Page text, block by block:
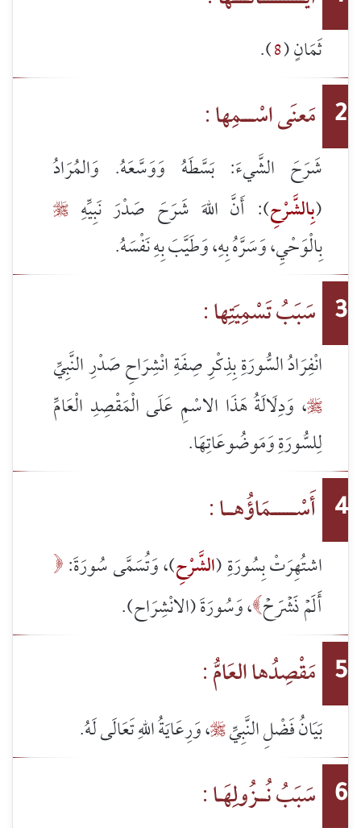
ثَمَانٍ (8
).
2 مَعنَى اسْـــمِها :
شَرَحَ الشَّيءَ: بَسَّطَهُ وَوَسَّعَهُ. وَالمُرَادُ
(بِالشَّرْحِ): أَنَّ اللهَ شَرَحَ صَدْرَ نَبِيِّهِ 
بِالْوَحْيِ، وَسَرَّهُ بِهِ، وَطَيَّبَ بِهِ نَفْسَهُ.
3 سَبَبُ تَسْمِيَتِها :
انْفِرَادُ السُّورَةِ بِذِكْرِ صِفَةِ انْشِرَاحِ صَدْرِ النَّبِيِّ
، وَدِلَالَةُ هَذَا الاسْمِ عَلَى الْمَقْصِدِ الْعَامِّ
لِلسُّورَةِ وَمَوضُوعَاتِهَا.
4 أَسْــــــمَاؤُهــا :
اشتُهِرَتْ بِسُورَةِ (الشَّرْحِ)، وَتُسَمَّى سُورَةَ: 
أَلَمۡ نَشۡرَحۡ، وَسُورَةَ (الانْشِرَاح).
5 مَقْصِدُها العَامُّ :
بَيَانُ فَضْلِ النَّبِيِّ، وَرِعَايَةُ اللهِ تَعَالَى لَهُ.
6 سَبَبُ نُــزُولِهَـا :